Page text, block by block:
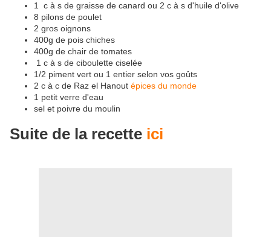
1 c à s de graisse de canard ou 2 c à s d'huile d'olive
8 pilons de poulet
2 gros oignons
400g de pois chiches
400g de chair de tomates
1 c à s de ciboulette ciselée
1/2 piment vert ou 1 entier selon vos goûts
2 c à c de Raz el Hanout épices du monde
1 petit verre d'eau
sel et poivre du moulin
Suite de la recette ici